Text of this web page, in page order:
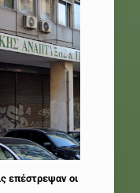
επέστρεψαν οι